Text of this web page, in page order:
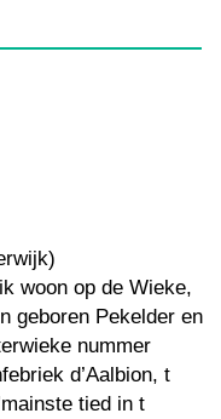
woon op de Wieke,
geboren Pekelder en
nummer
d’Aalbion, t
tied in t